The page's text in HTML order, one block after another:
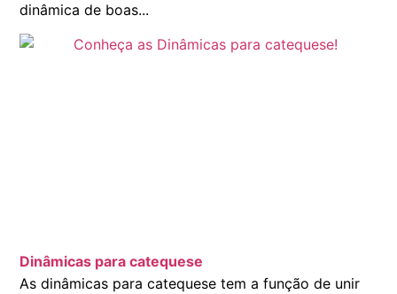
dinâmica de boas...
Dinâmicas para catequese
As dinâmicas para catequese tem a função de unir